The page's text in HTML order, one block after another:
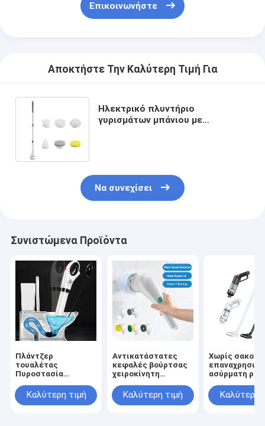
Επικοινωνήστε
Αποκτήστε Την Καλύτερη Τιμή Για
Ηλεκτρικό πλυντήριο
γυρισμάτων μπάνιου με
Να συνεχίσει
Συνιστώμενα Προϊόντα
Πλάντζερ
τουαλέτας
Πυροστασία
Υπερασπιστική
Υπερασπιστική
Καλύτερη τιμή
Αντικατάστατες
κεφαλές βούρτσας
χειροκίνητη
καθαρισμού για
ηλεκτρικό
Καλύτερη τιμή
Χωρίς
ασύρματη
ηλεκτρική
όρθια
Καλύτερη